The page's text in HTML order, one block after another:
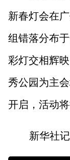
新春灯会在
组错落分布
彩灯交相辉
秀公园为主
开启，活动
新华社